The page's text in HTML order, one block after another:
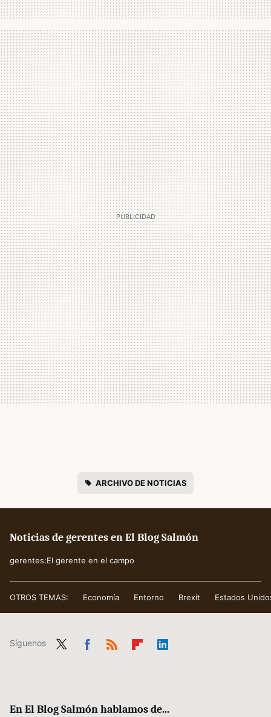
ARCHIVO DE NOTICIAS
Noticias de gerentes en El Blog Salmón
gerentes:El gerente en el campo
OTROS TEMAS: Economía Entorno Brexit Estados
Síguenos
En El Blog Salmón hablamos de...